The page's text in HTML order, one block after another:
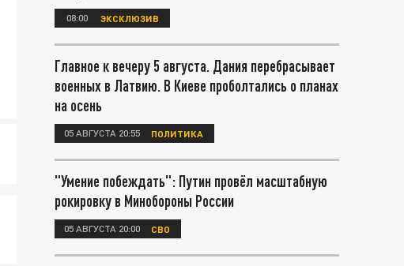
08:00 ЭКСКЛЮЗИВ
Главное к вечеру 5 августа. Дания перебрасывает
военных в Латвию. В Киеве проболтались о планах
на осень
05 АВГУСТА 20:55 ПОЛИТИКА
"Умение побеждать": Путин провёл масштабную
рокировку в Минобороны России
05 АВГУСТА 20:00 СВО